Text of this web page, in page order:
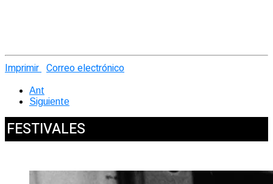
Imprimir Correo electrónico
Ant
Siguiente
FESTIVALES